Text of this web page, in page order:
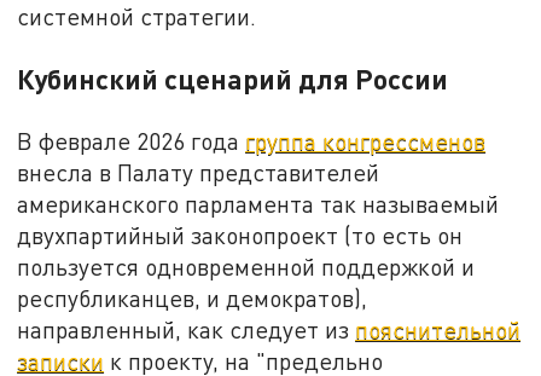
системной стратегии.
Кубинский сценарий для России
В феврале 2026 года группа конгрессменов
внесла в Палату представителей
американского парламента так называемый
двухпартийный законопроект (то есть он
пользуется одновременной поддержкой и
республиканцев, и демократов),
направленный, как следует из пояснительной
записки к проекту, на "предельно